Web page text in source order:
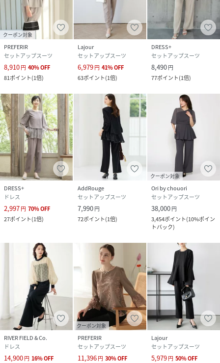
クーポン対象
PREFERIR
セットアップスーツ
8,910円 40%OFF
81ポイント(1倍)
Lajour
セットアップスーツ
6,979円 41%OFF
63ポイント(1倍)
DRESS+
セットアップスーツ
8,490円
77ポイント(1倍)
DRESS+
ドレス
2,997円 70%OFF
27ポイント(1倍)
AddRouge
セットアップスーツ
7,990円
72ポイント(1倍)
クーポン対象
Ori by chouori
セットアップスーツ
38,000円
3,454ポイント(10%ポイン
トバック)
RIVER FIELD & Co.
ドレス
14,900円 16%OFF
クーポン対象
PREFERIR
セットアップスーツ
11,396円 30%OFF
Lajour
セットアップスーツ
5,979円 50%OFF